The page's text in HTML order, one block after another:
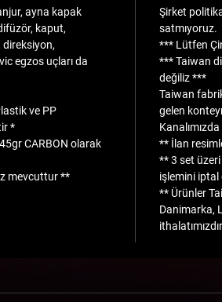
ayna kapak
kaput,
direksiyon,
egzos uçları da
ve PP
*
CARBON olarak
mevcuttur **
Şirket
satmıyoruz.
*** Lütfen
*** Taiwan
değiliz ***
Taiwan
gelen
** İlan
** 3 set
işlemini iptal
** Ürünler
Danimarka,